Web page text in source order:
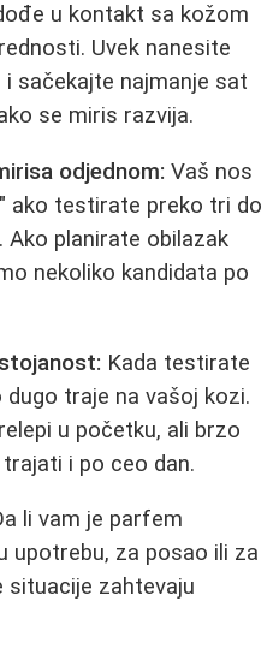
u kontakt sa kožom
Uvek nanesite
sačekajte najmanje sat
se miris razvija.
odjednom: Vaš nos
ako testirate preko tri do
planirate obilazak
nekoliko kandidata po
Kada testirate
traje na vašoj kozi.
u početku, ali brzo
i po ceo dan.
li vam je parfem
upotrebu, za posao ili za
situacije zahtevaju